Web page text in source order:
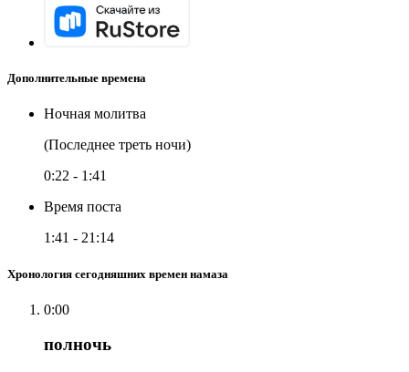
Дополнительные времена
Ночная молитва
(Последнее треть ночи)
0:22 - 1:41
Время поста
1:41 - 21:14
Хронология сегодняшних времен намаза
0:00
полночь